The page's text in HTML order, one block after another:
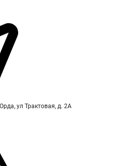
ул Трактовая, д. 2А